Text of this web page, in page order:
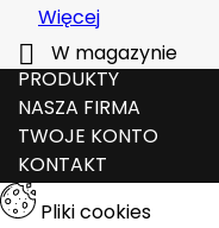
Więcej

W magazynie
PRODUKTY
NASZA FIRMA
TWOJE KONTO
KONTAKT
Pliki cookies